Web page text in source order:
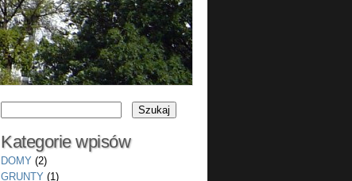
Kategorie wpisów
DOMY (2)
GRUNTY (1)